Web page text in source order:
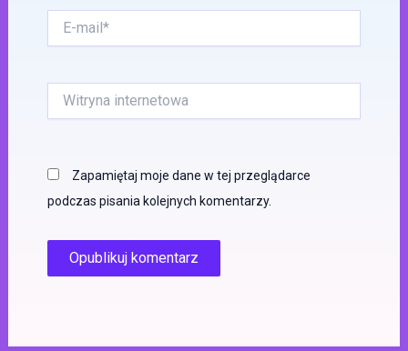
mail*
internetowa
Zapamiętaj moje dane w tej przeglądarce
podczas pisania kolejnych komentarzy.